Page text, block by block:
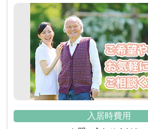
入居時費用